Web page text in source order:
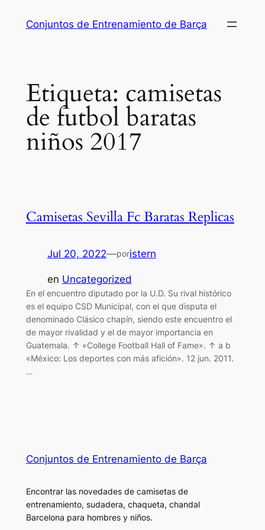
Conjuntos de Entrenamiento de Barça
Etiqueta: camisetas
de futbol baratas
niños 2017
Camisetas Sevilla Fc Baratas Replicas
Jul 20, 2022—poristern
en Uncategorized
En el encuentro diputado por la U.D. Su rival histórico
es el equipo CSD Municipal, con el que disputa el
denominado Clásico chapín, siendo este encuentro el
de mayor rivalidad y el de mayor importancia en
Guatemala. ↑ «College Football Hall of Fame». ↑ a b
«México: Los deportes con más afición». 12 jun. 2011.
…
Conjuntos de Entrenamiento de Barça
Encontrar las novedades de camisetas de
entrenamiento, sudadera, chaqueta, chandal
Barcelona para hombres y niños.